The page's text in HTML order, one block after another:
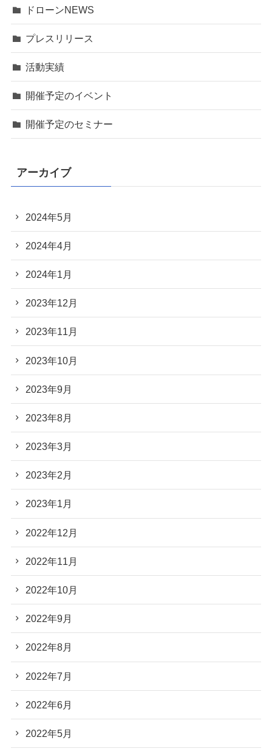
ドローンNEWS
プレスリリース
活動実績
開催予定のイベント
開催予定のセミナー
アーカイブ
2024年5月
2024年4月
2024年1月
2023年12月
2023年11月
2023年10月
2023年9月
2023年8月
2023年3月
2023年2月
2023年1月
2022年12月
2022年11月
2022年10月
2022年9月
2022年8月
2022年7月
2022年6月
2022年5月